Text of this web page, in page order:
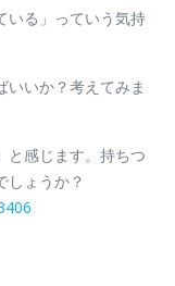
いる」っていう気持
いいか？考えてみま
と感じます。持ちつ
しょうか？